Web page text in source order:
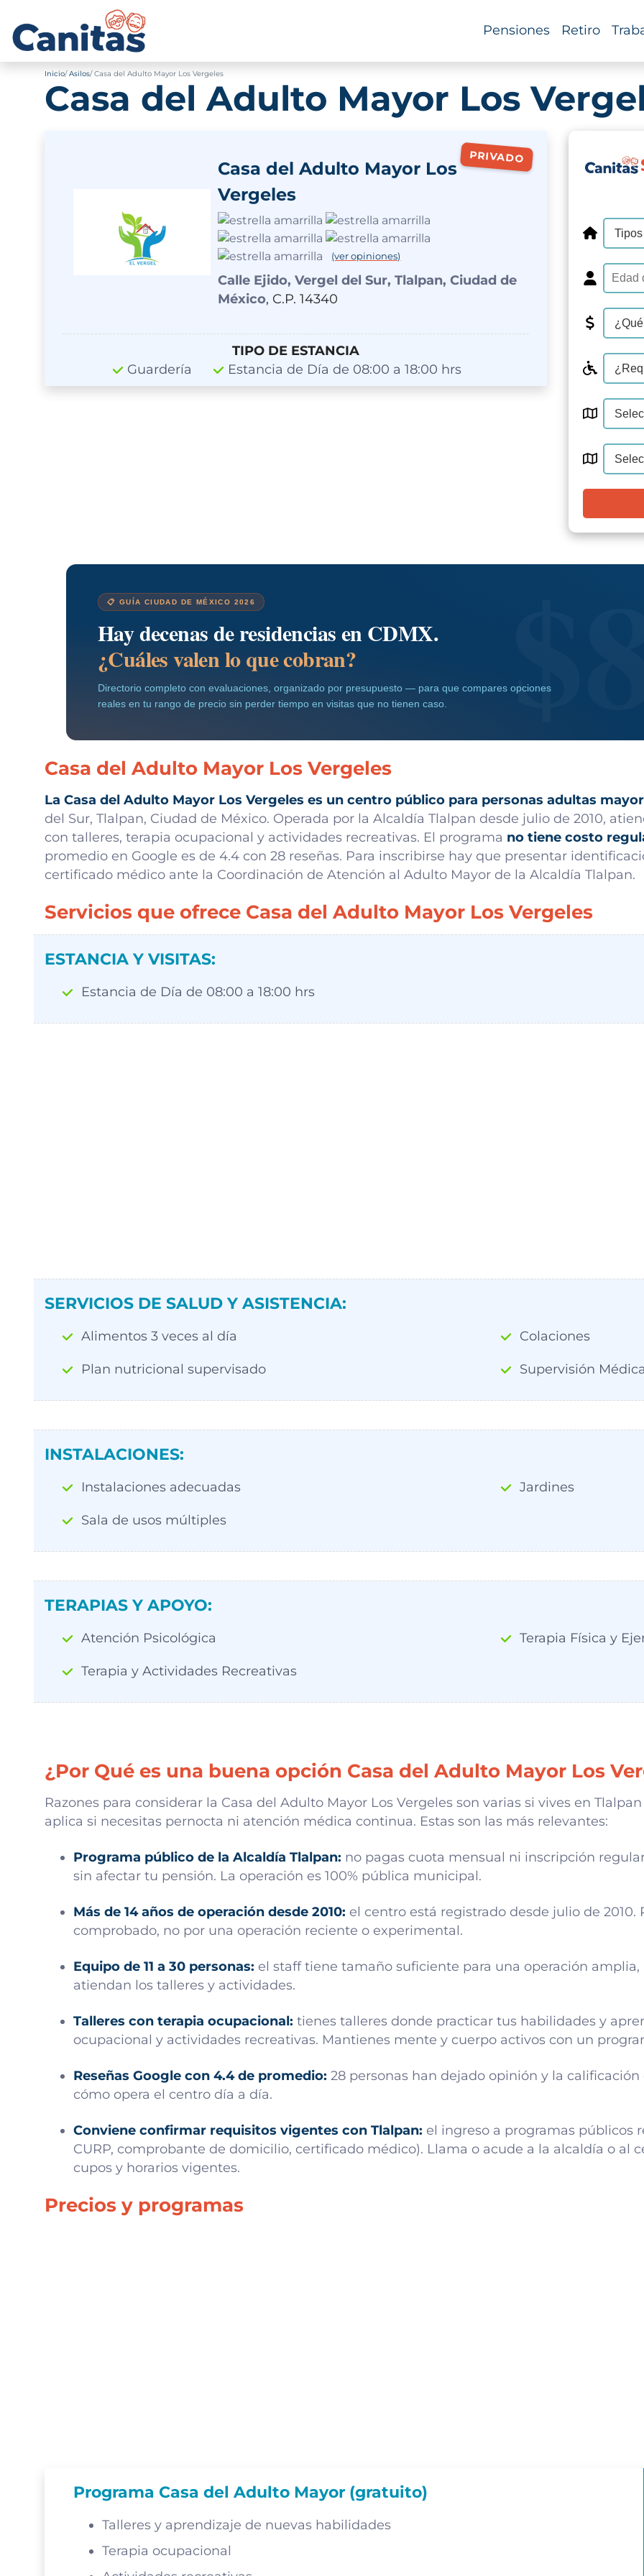
Pensiones Retiro
Inicio Asilos Casa del Adulto Mayor Los Vergeles
Casa del Adulto Mayor Los
PRIVADO
Casa del Adulto Mayor Los
Vergeles
(ver opiniones)
Calle Ejido, Vergel del Sur, Tlalpan, Ciudad de
México, C.P. 14340
TIPO DE ESTANCIA
Guardería
Estancia de Día de 08:00 a 18:00 hrs
📋 GUÍA CIUDAD DE MÉXICO 2026
Hay decenas de residencias en CDMX.
¿Cuáles valen lo que cobran?
Directorio completo con evaluaciones, organizado por presupuesto — para que compares opciones
reales en tu rango de precio sin perder tiempo en visitas que no tienen caso.
Casa del Adulto Mayor Los Vergeles
La Casa del Adulto Mayor Los Vergeles es un centro público para personas adultas
del Sur, Tlalpan, Ciudad de México. Operada por la Alcaldía Tlalpan desde julio de 2010,
con talleres, terapia ocupacional y actividades recreativas. El programa no tiene costo
promedio en Google es de 4.4 con 28 reseñas. Para inscribirse hay que presentar
certificado médico ante la Coordinación de Atención al Adulto Mayor de la Alcaldía Tlalpan.
Servicios que ofrece Casa del Adulto Mayor Los Vergeles
ESTANCIA Y VISITAS:
Estancia de Día de 08:00 a 18:00 hrs
SERVICIOS DE SALUD Y ASISTENCIA:
Alimentos 3 veces al día Colaciones
Plan nutricional supervisado Supervisión
INSTALACIONES:
Instalaciones adecuadas Jardines
Sala de usos múltiples
TERAPIAS Y APOYO:
Atención Psicológica Terapia Física y
Terapia y Actividades Recreativas
¿Por Qué es una buena opción Casa del Adulto Mayor Los
Razones para considerar la Casa del Adulto Mayor Los Vergeles son varias si vives en
aplica si necesitas pernocta ni atención médica continua. Estas son las más relevantes:
Programa público de la Alcaldía Tlalpan: no pagas cuota mensual ni inscripción
sin afectar tu pensión. La operación es 100% pública municipal.
Más de 14 años de operación desde 2010: el centro está registrado desde julio de
comprobado, no por una operación reciente o experimental.
Equipo de 11 a 30 personas: el staff tiene tamaño suficiente para una operación
atiendan los talleres y actividades.
Talleres con terapia ocupacional: tienes talleres donde practicar tus habilidades y
ocupacional y actividades recreativas. Mantienes mente y cuerpo activos con un
Reseñas Google con 4.4 de promedio: 28 personas han dejado opinión y la
cómo opera el centro día a día.
Conviene confirmar requisitos vigentes con Tlalpan: el ingreso a programas públicos
CURP, comprobante de domicilio, certificado médico). Llama o acude a la alcaldía o al
cupos y horarios vigentes.
Precios y programas
Programa Casa del Adulto Mayor (gratuito)
Talleres y aprendizaje de nuevas habilidades
Terapia ocupacional